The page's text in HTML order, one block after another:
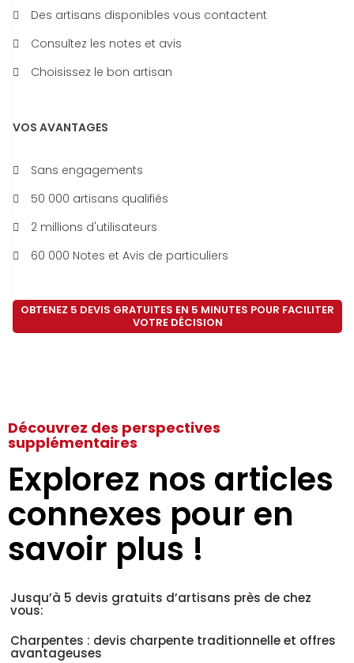
Des artisans disponibles vous contactent
Consultez les notes et avis
Choisissez le bon artisan
VOS AVANTAGES
Sans engagements
50 000 artisans qualifiés
2 millions d'utilisateurs
60 000 Notes et Avis de particuliers
OBTENEZ 5 DEVIS GRATUITES EN 5 MINUTES POUR FACILITER
VOTRE DÉCISION
Découvrez des perspectives
supplémentaires
Explorez nos articles
connexes pour en
savoir plus !
Jusqu’à 5 devis gratuits d’artisans près de chez
vous:
Charpentes : devis charpente traditionnelle et offres
avantageuses